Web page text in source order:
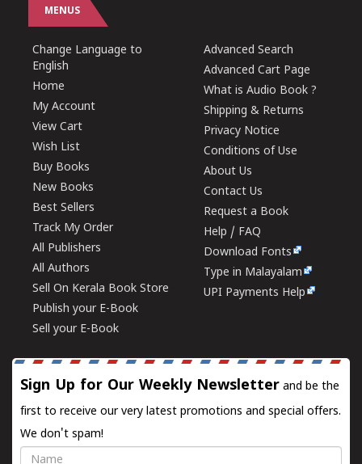
MENUS
Change Language to
English
Home
My Account
View Cart
Wish List
Buy Books
New Books
Best Sellers
Track My Order
All Publishers
All Authors
Sell On Kerala Book Store
Publish your E-Book
Sell your E-Book
Advanced Search
Advanced Cart Page
What is Audio Book ?
Shipping & Returns
Privacy Notice
Conditions of Use
About Us
Contact Us
Request a Book
Help / FAQ
Download Fonts
Type in Malayalam
UPI Payments Help
Sign Up for Our Weekly Newsletter and be the
first to receive our very latest promotions and special offers.
We don't spam!
Name